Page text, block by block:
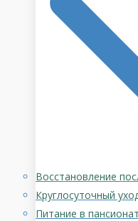
Восстановление
Круглосуточный
Питание в